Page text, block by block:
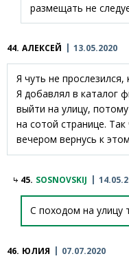
размещать не
44. АЛЕКСЕЙ 13.05.2020
Я чуть не
Я добавлял в каталог
выйти на улицу,
на сотой странице.
вечером вернусь к
45. SOSNOVSKIJ
С походом на улицу
46. ЮЛИЯ 07.07.2020